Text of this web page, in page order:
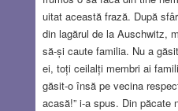
uitat această frază. După
din lagărul de la Auschwitz,
să-și caute familia. Nu a
ei, toți ceilalți membri ai
găsit-o însă pe vecina
acasă!” i-a spus. Din păcate